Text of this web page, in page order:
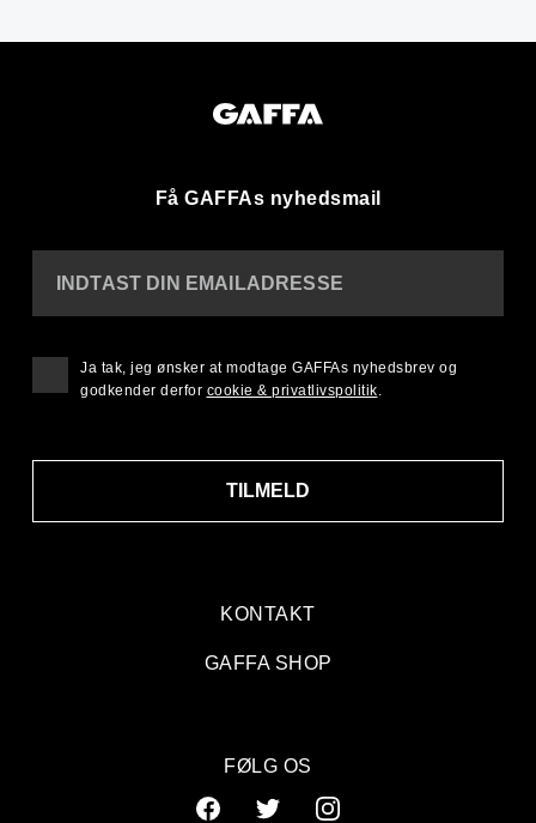
Få GAFFAs nyhedsmail
KONTAKT
GAFFA SHOP
INDTAST DIN EMAILADRESSE
TILMELD
Ja tak, jeg ønsker at modtage GAFFAs nyhedsbrev og
godkender derfor cookie & privatlivspolitik.
FØLG OS